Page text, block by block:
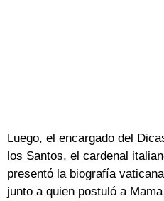
Luego, el encargado del
los Santos, el cardenal
presentó la biografía
junto a quien postuló a